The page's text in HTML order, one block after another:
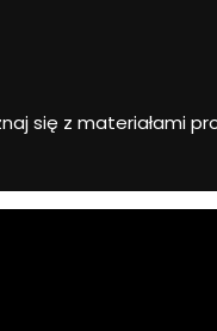
się z materiałami